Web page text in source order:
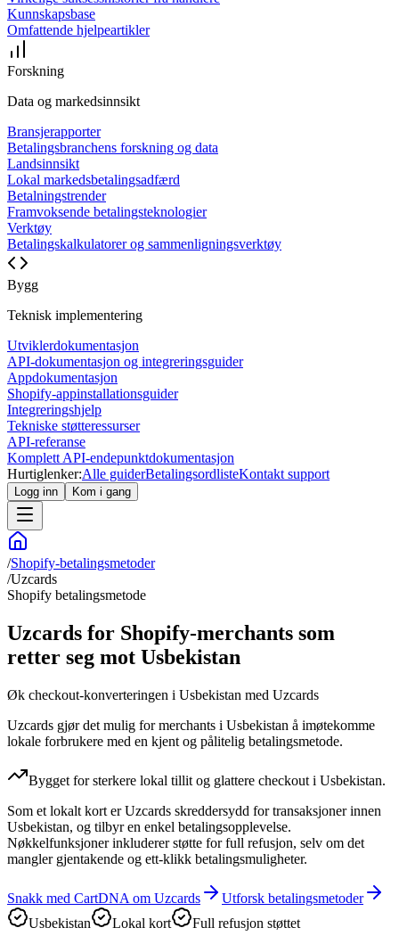
Kunnskapsbase
Omfattende hjelpeartikler
Forskning
Data og markedsinnsikt
Bransjerapporter
Betalingsbranchens forskning og data
Landsinnsikt
Lokal markedsbetalingsadfærd
Betalningstrender
Framvoksende betalingsteknologier
Verktøy
Betalingskalkulatorer og sammenligningsverktøy
Bygg
Teknisk implementering
Utviklerdokumentasjon
API-dokumentasjon og integreringsguider
Appdokumentasjon
Shopify-appinstallationsguider
Integreringshjelp
Tekniske støtteressurser
API-referanse
Komplett API-endepunktdokumentasjon
Hurtiglenker:Alle guiderBetalingsordlisteKontakt support
Logg inn Kom i gang
/Shopify-betalingsmetoder
/Uzcards
Shopify betalingsmetode
Uzcards for Shopify-merchants som
retter seg mot Usbekistan
Øk checkout-konverteringen i Usbekistan med Uzcards
Uzcards gjør det mulig for merchants i Usbekistan å imøtekomme
lokale forbrukere med en kjent og pålitelig betalingsmetode.
Bygget for sterkere lokal tillit og glattere checkout i Usbekistan.
Som et lokalt kort er Uzcards skreddersydd for transaksjoner innen
Usbekistan, og tilbyr en enkel betalingsopplevelse.
Nøkkelfunksjoner inkluderer støtte for full refusjon, selv om det
mangler gjentakende og ett-klikk betalingsmuligheter.
Snakk med CartDNA om Uzcards
Utforsk betalingsmetoder
Usbekistan
Lokal kort Full refusjon støttet